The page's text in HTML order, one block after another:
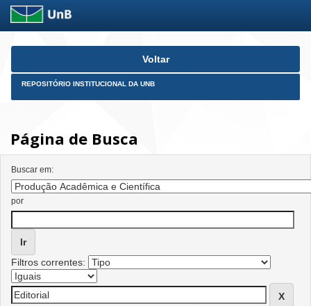
Skip
Voltar
REPOSITÓRIO INSTITUCIONAL DA UNB
Página de Busca
Buscar em:
por
Filtros correntes: